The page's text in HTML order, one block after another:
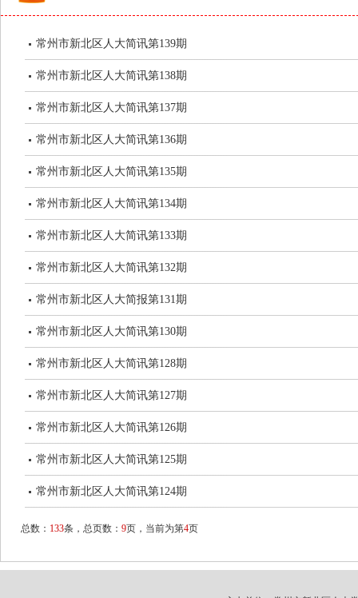
常州市新北区人大简讯第139期
常州市新北区人大简讯第138期
常州市新北区人大简讯第137期
常州市新北区人大简讯第136期
常州市新北区人大简讯第135期
常州市新北区人大简讯第134期
常州市新北区人大简讯第133期
常州市新北区人大简讯第132期
常州市新北区人大简报第131期
常州市新北区人大简讯第130期
常州市新北区人大简讯第128期
常州市新北区人大简讯第127期
常州市新北区人大简讯第126期
常州市新北区人大简讯第125期
常州市新北区人大简讯第124期
总数： 133条，总页数： 9页，当前为第4页